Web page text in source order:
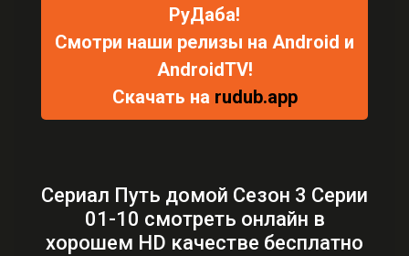
РуДаба!
Смотри наши релизы на Android и
AndroidTV!
Скачать на rudub.app
Сериал Путь домой Сезон 3 Серии
01-10 смотреть онлайн в
хорошем HD качестве бесплатно